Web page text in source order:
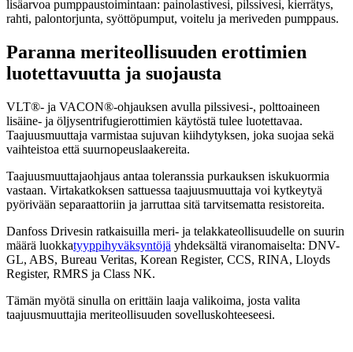
lisäarvoa pumppaustoimintaan: painolastivesi, pilssivesi, kierrätys,
rahti, palontorjunta, syöttöpumput, voitelu ja meriveden pumppaus.
Paranna meriteollisuuden erottimien
luotettavuutta ja suojausta
VLT®- ja VACON®-ohjauksen avulla pilssivesi-, polttoaineen
lisäine- ja öljysentrifugierottimien käytöstä tulee luotettavaa.
Taajuusmuuttaja varmistaa sujuvan kiihdytyksen, joka suojaa sekä
vaihteistoa että suurnopeuslaakereita.
Taajuusmuuttajaohjaus antaa toleranssia purkauksen iskukuormia
vastaan. Virtakatkoksen sattuessa taajuusmuuttaja voi kytkeytyä
pyörivään separaattoriin ja jarruttaa sitä tarvitsematta resistoreita.
Danfoss Drivesin ratkaisuilla meri- ja telakkateollisuudelle on suurin
määrä luokkatyyppihyväksyntöjä yhdeksältä viranomaiselta: DNV-
GL, ABS, Bureau Veritas, Korean Register, CCS, RINA, Lloyds
Register, RMRS ja Class NK.
Tämän myötä sinulla on erittäin laaja valikoima, josta valita
taajuusmuuttajia meriteollisuuden sovelluskohteeseesi.